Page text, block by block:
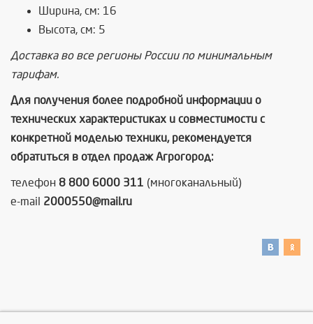
Ширина, см: 16
Высота, см: 5
Доставка во все регионы России по минимальным
тарифам.
Для получения более подробной информации о
технических характеристиках и совместимости с
конкретной моделью техники, рекомендуется
обратиться в отдел продаж Агрогород:
телефон 8 800 6000 311 (многоканальный)
e-mail 2000550@mail.ru